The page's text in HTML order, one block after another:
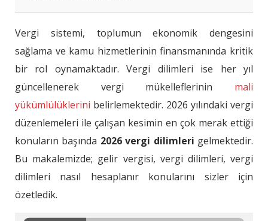
Vergi Dilimi Nedir?
Gelir Vergisi Ne Zaman Ödenir?
Gelir Vergisi Beyanname Süreci
2026 Gelir Vergisi Dilimleri
Vergi Dilimi Nasıl Hesaplanır?
Vergi Dilimleri Ne Zaman Sıfırlanır?
Vergi sistemi, toplumun ekonomik dengesini
sağlama ve kamu hizmetlerinin finansmanında kritik
bir rol oynamaktadır. Vergi dilimleri ise her yıl
güncellenerek vergi mükelleflerinin mali
yükümlülüklerini belirlemektedir. 2026 yılındaki vergi
düzenlemeleri ile çalışan kesimin en çok merak ettiği
konuların başında 2026 vergi dilimleri gelmektedir.
Bu makalemizde; gelir vergisi, vergi dilimleri, vergi
dilimleri nasıl hesaplanır konularını sizler için
özetledik.